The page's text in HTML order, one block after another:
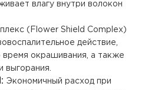
влагу внутри волокон
(Flower Shield Complex)
действие,
окрашивания, а также
выгорания.
Экономичный расход при